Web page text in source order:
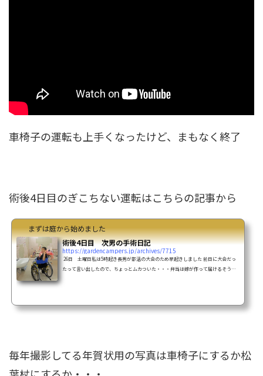
車椅子の運転も上手くなったけど、まもなく終了
術後4日目のぎこちない運転はこちらの記事から
まずは庭から始めました
術後4日目 次男の手術日記
https://gardencampers.jp/archives/7715
26日 土曜日私は5時起き長男が部活の大会のため早起きしました 前日に大会だっ
たって言い出したので、ちょっとムカついた・・・弁当は嫁が作って届けるそうな
はDVDでも見せて仮眠を取ろうとしたんですけど朝から色々な処置で看護師さんが
毎年撮影してる年賀状用の写真は車椅子にするか松